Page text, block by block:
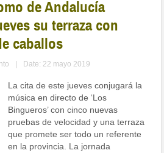
de Andalucía
su terraza con
caballos
Date: 22 mayo 2019
La cita de este jueves conjugará la
música en directo de ‘Los
Bingueros’ con cinco nuevas
pruebas de velocidad y una terraza
que promete ser todo un referente
en la provincia. La jornada